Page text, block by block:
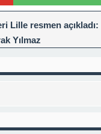
Lille resmen açıkladı:
Yılmaz